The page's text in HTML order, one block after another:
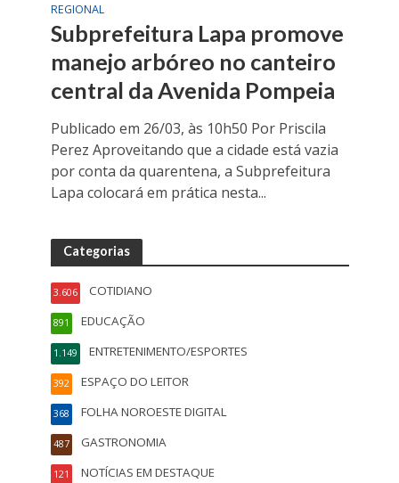
REGIONAL
Subprefeitura Lapa promove
manejo arbóreo no canteiro
central da Avenida Pompeia
Publicado em 26/03, às 10h50 Por Priscila
Perez Aproveitando que a cidade está vazia
por conta da quarentena, a Subprefeitura
Lapa colocará em prática nesta...
Categorias
COTIDIANO
3.606
EDUCAÇÃO
891
ENTRETENIMENTO/ESPORTES
1.149
ESPAÇO DO LEITOR
392
FOLHA NOROESTE DIGITAL
368
GASTRONOMIA
487
NOTÍCIAS EM DESTAQUE
121